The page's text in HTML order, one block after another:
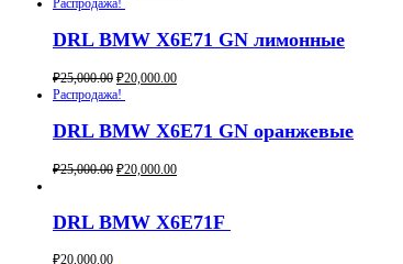
Распродажа!
DRL BMW X6E71 GN лимонные
₽25,000.00 ₽20,000.00
Распродажа!
DRL BMW X6E71 GN оранжевые
₽25,000.00 ₽20,000.00
DRL BMW X6E71F
₽20,000.00